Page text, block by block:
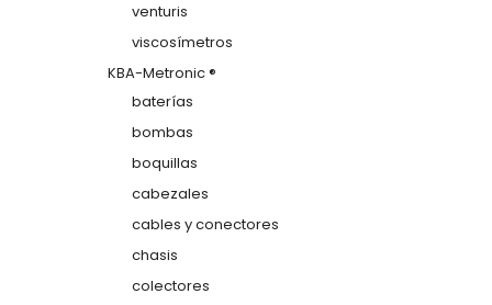
venturis
viscosímetros
KBA-Metronic ®
baterías
bombas
boquillas
cabezales
cables y conectores
chasis
colectores